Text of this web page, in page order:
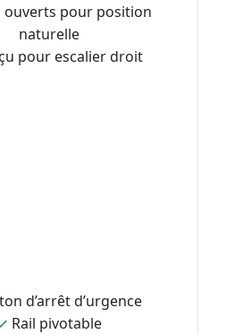
ouverts pour position
naturelle
pour escalier droit
d’arrêt d’urgence
Rail pivotable